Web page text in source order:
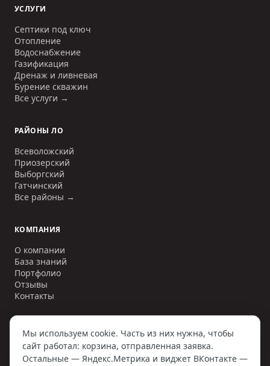
УСЛУГИ
Септики под ключ
Отопление
Водоснабжение
Газификация
Дренаж и ливневая
Бурение скважин
Все услуги →
РАЙОНЫ ЛО
Всеволожский
Приозерский
Выборгский
Гатчинский
Все районы →
КОМПАНИЯ
О компании
База знаний
Портфолио
Отзывы
Контакты
©2006–2026ООО «ИНЖЕНЕРНЫЕ СЕТИ». ИНН7810797884
права защищены.
Мы используем cookie. Часть из них нужна, чтобы
сайт работал: корзина, отправленная заявка.
Остальные — Яндекс.Метрика и виджет ВКонтакте —